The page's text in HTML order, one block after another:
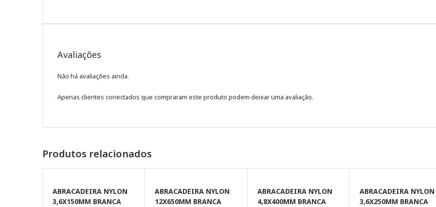
Avaliações
Não há avaliações ainda.
Apenas clientes conectados que compraram este produto podem deixar uma avaliação.
Produtos relacionados
ABRACADEIRA NYLON
3,6X150MM BRANCA
ABRACADEIRA NYLON
12X650MM BRANCA
ABRACADEIRA NYLON
4,8X400MM BRANCA
ABRACADEIRA NYLON
3,6X250MM BRANCA